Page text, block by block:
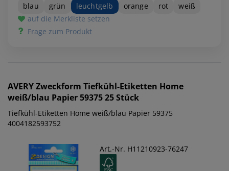
blau
grün leuchtgelb orange rot
weiß
auf die Merkliste setzen
Frage zum Produkt
AVERY Zweckform Tiefkühl-Etiketten Home
weiß/blau Papier 59375 25 Stück
Tiefkühl-Etiketten Home weiß/blau Papier 59375
4004182593752
Art.-Nr. H11210923-76247